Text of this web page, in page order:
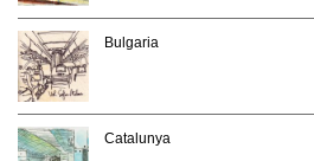
Bulgaria
Catalunya